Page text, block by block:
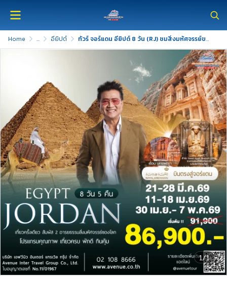
Home ... อียิปต์ ทัวร์ จอร์แดน อียิปต์ 8 วัน (RJ) ชมสิ่งมหัศจรรย์ของโลก 2แห่ง
1/1